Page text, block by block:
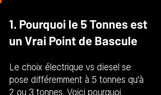
1. Pourquoi le 5 Tonnes est
un Vrai Point de Bascule
Le choix électrique vs diesel se
pose différemment à 5 tonnes qu'à
2 ou 3 tonnes. Voici pourquoi.